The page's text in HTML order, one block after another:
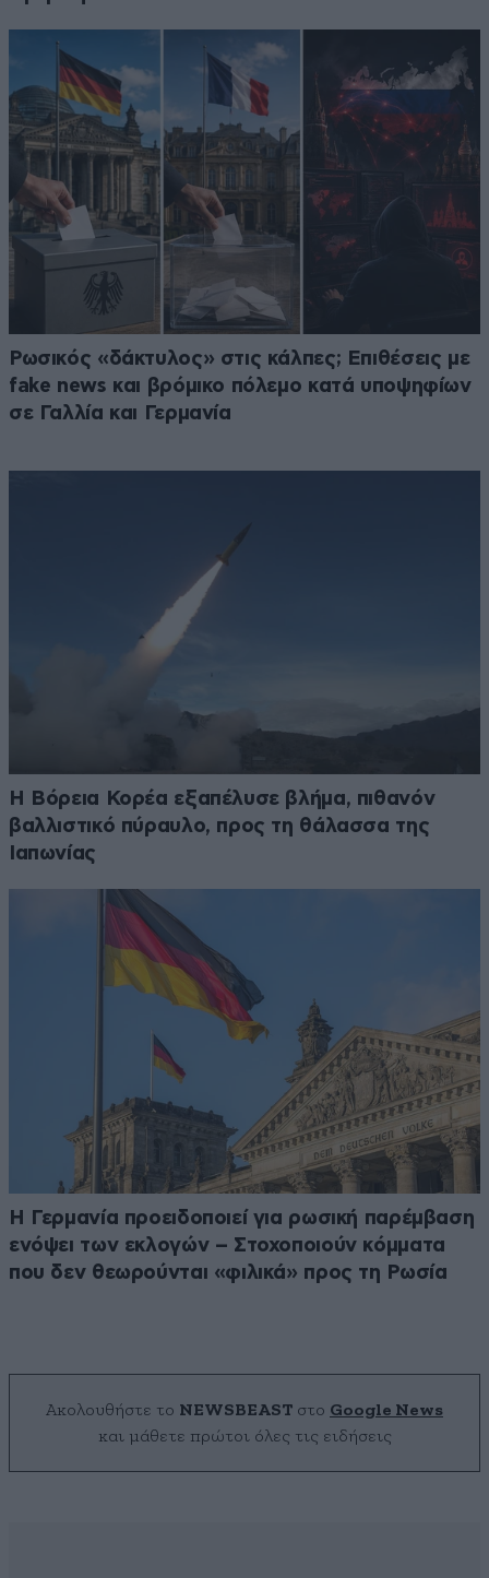
Ρωσικός «δάκτυλος» στις κάλπες; Επιθέσεις με
fake news και βρόμικο πόλεμο κατά υποψηφίων
σε Γαλλία και Γερμανία
Η Βόρεια Κορέα εξαπέλυσε βλήμα, πιθανόν
βαλλιστικό πύραυλο, προς τη θάλασσα της
Ιαπωνίας
Η Γερμανία προειδοποιεί για ρωσική παρέμβαση
ενόψει των εκλογών – Στοχοποιούν κόμματα
που δεν θεωρούνται «φιλικά» προς τη Ρωσία
Ακολουθήστε το NEWSBEAST στο Google News
και μάθετε πρώτοι όλες τις ειδήσεις